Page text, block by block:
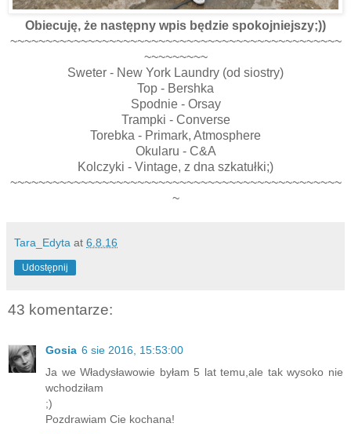
Obiecuję, że następny wpis będzie spokojniejszy;))
~~~~~~~~~~~~~~~~~~~~~~~~~~~~~~~~~~~~~~~~~~~~~~~
~~~~~~~~~
Sweter - New York Laundry (od siostry)
Top - Bershka
Spodnie - Orsay
Trampki - Converse
Torebka - Primark, Atmosphere
Okularu - C&A
Kolczyki - Vintage, z dna szkatułki;)
~~~~~~~~~~~~~~~~~~~~~~~~~~~~~~~~~~~~~~~~~~~~~~~
~
Tara_Edyta at 6.8.16
Udostępnij
43 komentarze:
Gosia 6 sie 2016, 15:53:00
Ja we Władysławowie byłam 5 lat temu,ale tak wysoko nie
wchodziłam
;)
Pozdrawiam Cie kochana!